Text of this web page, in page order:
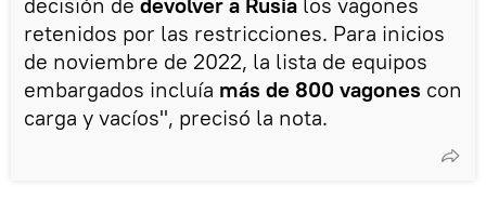
retenidos por las restricciones. Para inicios
de noviembre de 2022, la lista de equipos
embargados incluía más de 800 vagones con
carga y vacíos", precisó la nota.